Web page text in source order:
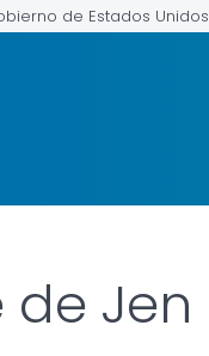
de Estados Unidos
Jen